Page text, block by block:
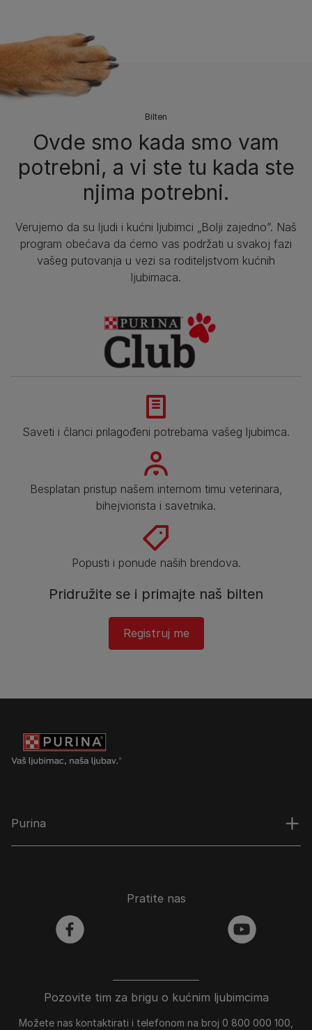
Bilten​
Ovde smo kada smo vam
potrebni, a vi ste tu kada ste
njima potrebni.
Verujemo da su ljudi i kućni ljubimci „Bolji zajedno”. Naš
program obećava da ćemo vas podržati u svakoj fazi
vašeg putovanja u vezi sa roditeljstvom kućnih
ljubimaca.
Saveti i članci prilagođeni potrebama vašeg ljubimca.
Besplatan pristup našem internom timu veterinara,
bihejviorista i savetnika.
Popusti i ponude naših brendova.
Pridružite se i primajte naš bilten
Registruj me​
Purina
Pozovite tim za brigu o kućnim ljubimcima
Možete nas kontaktirati i telefonom na broj 0 800 000 100,
Pratite nas
facebook youtube